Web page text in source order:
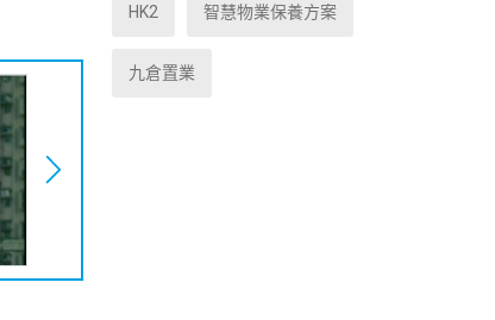
HK2 智慧物業保養方案
九倉置業